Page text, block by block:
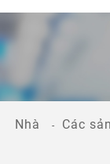
Nhà Các